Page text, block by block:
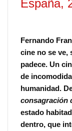
España,
Fernando
cine no se ve,
padece. Un
de
humanidad.
consagración
estado
dentro, que